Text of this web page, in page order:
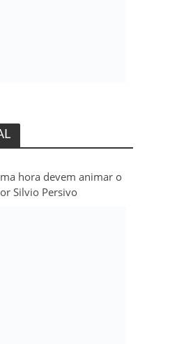
hora devem animar o
dos Pais – Por Silvio Persivo